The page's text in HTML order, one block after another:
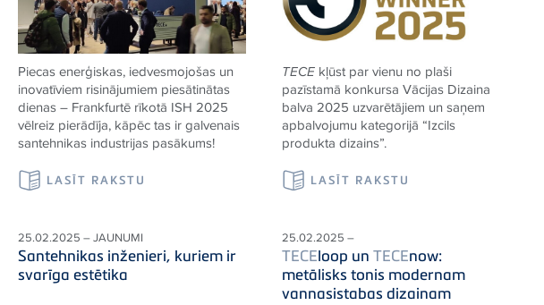
Piecas enerģiskas, iedvesmojošas un
inovatīviem risinājumiem piesātinātas
dienas – Frankfurtē rīkotā ISH 2025
vēlreiz pierādīja, kāpēc tas ir galvenais
santehnikas industrijas pasākums!
LASĪT RAKSTU
TECEkļūst par vienu no plaši
pazīstamā konkursa Vācijas Dizaina
balva 2025 uzvarētājiem un saņem
apbalvojumu kategorijā “Izcils
produkta dizains”.
LASĪT RAKSTU
25.02.2025 – JAUNUMI
Santehnikas inženieri, kuriem ir
svarīga estētika
25.02.2025 –
TECEloop un TECEnow:
metālisks tonis modernam
vannasistabas dizainam